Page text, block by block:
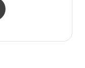
리미엄아울렛